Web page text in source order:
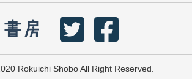
Rokuichi Shobo All Right Reserved.